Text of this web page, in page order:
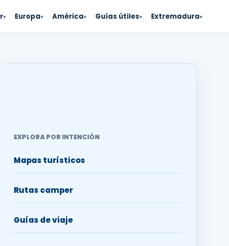
▾ Europa▾ América▾ Guías útiles▾ Extremadura▾
EXPLORA POR INTENCIÓN
Mapas turísticos
Rutas camper
Guías de viaje